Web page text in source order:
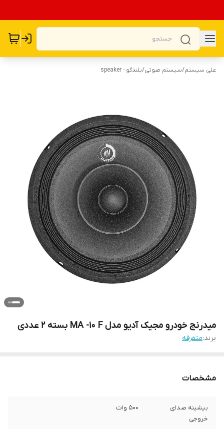
علی سیستم/سیستم صوتی/بلندگو - speaker
میدرنج خودرو مجیک آدیو مدل MA -10 F بسته 2 عددی
برند:متفرقه
مشخصات
بیشینه صدای
خروجی
500 وات